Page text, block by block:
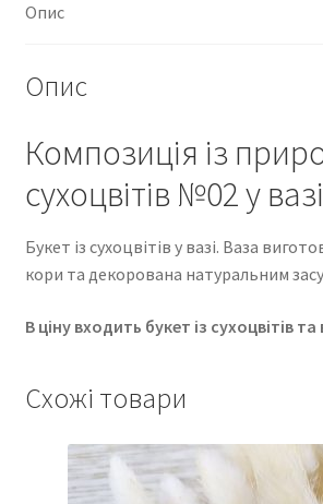
Опис
Опис
Композиція із
сухоцвітів №02 у вазі
Букет із сухоцвітів у вазі. Ваза
кори та декорована натуральним
В ціну входить букет із сухоцвітів
Схожі товари